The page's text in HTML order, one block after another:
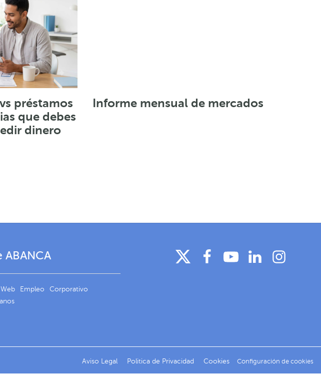
préstamos
que debes
dinero
Informe mensual de mercados
ABANCA
Empleo
Corporativo
Aviso Legal Politica de Privacidad Cookies Configuración de cookies